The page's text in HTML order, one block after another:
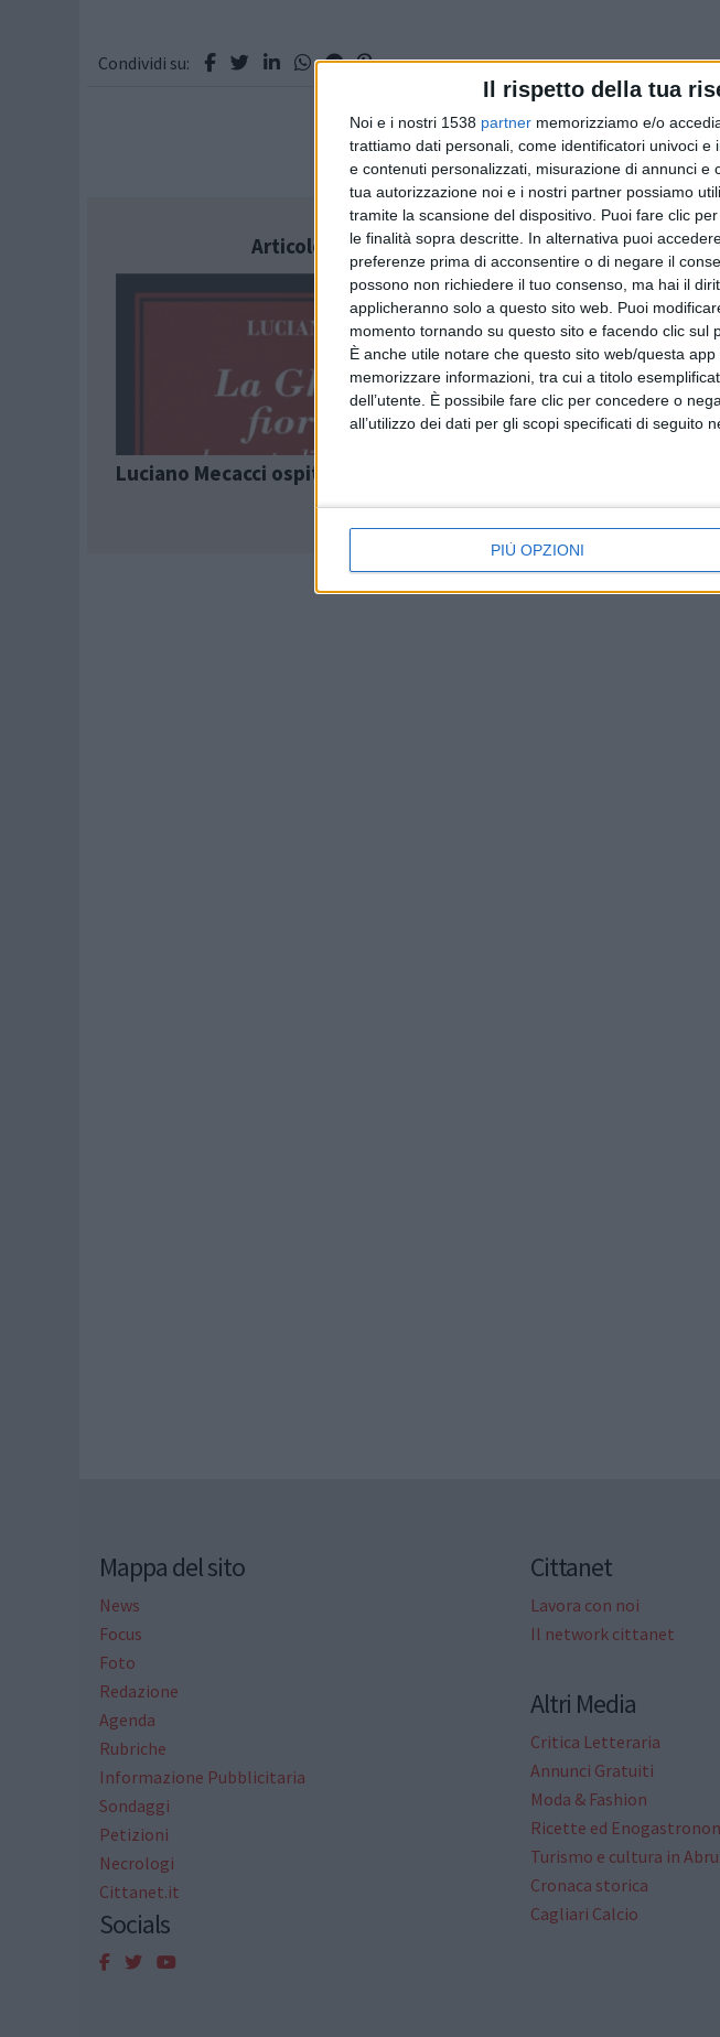
Il rispetto della tua
Noi e i nostri 1538 partner memorizziamo e/o
trattiamo dati personali, come identificatori univoci
e contenuti personalizzati, misurazione di annunci e
tua autorizzazione noi e i nostri partner possiamo
tramite la scansione del dispositivo. Puoi fare clic
le finalità sopra descritte. In alternativa puoi
preferenze prima di acconsentire o di negare il
possono non richiedere il tuo consenso, ma hai il
applicheranno solo a questo sito web. Puoi
momento tornando su questo sito e facendo clic sul
È anche utile notare che questo sito web/questa
memorizzare informazioni, tra cui a titolo
dell’utente. È possibile fare clic per concedere o
all’utilizzo dei dati per gli scopi specificati di seguito
PIÙ OPZIONI
Condividi su:
Articolo successivo
Luciano Mecacci ospite a LuccAutori
Music in visita
Mappa del sito
News
Focus
Foto
Redazione
Agenda
Rubriche
Informazione Pubblicitaria
Sondaggi
Petizioni
Necrologi
Cittanet.it
Socials
Cittanet
Lavora con noi
Il network cittanet
Altri Media
Critica Letteraria
Annunci Gratuiti
Moda & Fashion
Ricette ed
Turismo e cultura in
Cronaca storica
Cagliari Calcio